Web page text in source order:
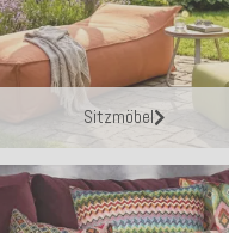
Sitzmöbel